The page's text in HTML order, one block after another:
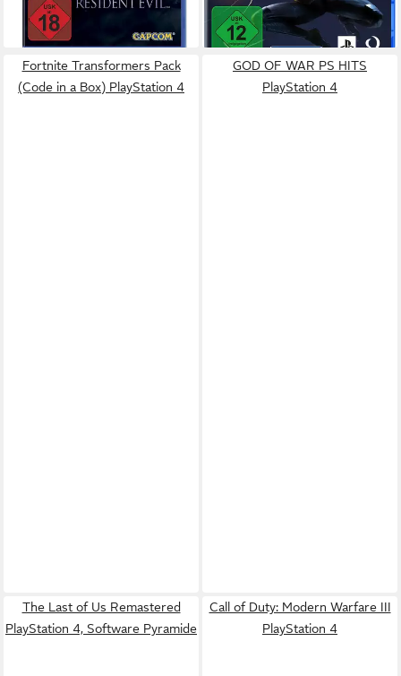
-15%
lieferbar - in 2-3 Werktagen bei dir
Fortnite Transformers Pack
(Code in a Box) PlayStation 4
GOD OF WAR PS HITS
PlayStation 4
The Last of Us Remastered
PlayStation 4, Software Pyramide
Call of Duty: Modern Warfare III
PlayStation 4